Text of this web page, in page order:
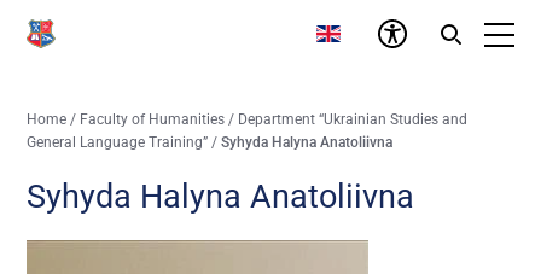
Home / Faculty of Humanities / Department “Ukrainian Studies and
General Language Training” /Syhyda Halyna Anatoliivna
Syhyda Halyna Anatoliivna